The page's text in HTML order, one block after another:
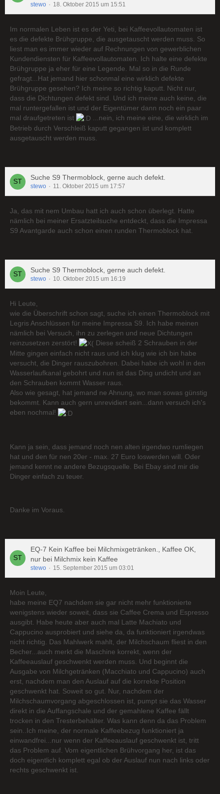
stewo 18. Oktober 2015 um 15:51
Im normalen Leben ist es der Yeti, bei Kaffeevollautomaten ist
es die defekte Brühgruppe, die ausgetauscht werden muss. So
liest man es immer wieder auf Rechnungen von gewerblichen
Kundendiensten für Kaffeevollautomaten. Ich halte eine defekte
Brühgruppe ja eher für eine Legende. Mal so in die Runde
gefragt...Hat jemand hier schonmal eine wirklich defekte
Brühgruppe gesehen? Ich meine so richtig kaputt. Nicht nur,
dass die Dichtungen defekt sind. Und ich meine auch keine, die
mal runtergefallen ist und der Eigentümer dann noch ein paar
mal draufgetreten ist
...nein, ich meine eine, die wirklich im
Betrieb durch Verschleiß kaputt gegangen ist und komplett
ausgetauscht werden muss.
Suche S9 Thermoblock, gerne auch defekt.
stewo 11. Oktober 2015 um 17:57
Ja, das mit nem Umbau hatt ich auch schon überlegt. Hatte
nämlich bei meiner Ersatzteilsuche entdeckt, dass die Impressa
S9 Avantgarde auch schon einen runden Thermoblock hat.
Suche S9 Thermoblock, gerne auch defekt.
stewo 10. Oktober 2015 um 16:19
Hi Leute,
wie die Überschrift schon sagt, suche ich einen Thermoblock mit
Legris Anschlüssen für meine Impressa S9. Ich habe meinen
nämlich bei Versuch, ihn zu zerlegen und neue Dichtungen
reinzusetzen zerstört!
Diese scheiß 2 Schrauben in der
Mitte gingen einfach nicht raus und ich klug wie ich bin habe
versucht, die Dinger rauszubohren. Dabei habe ich wohl in den
Wasserlaufkanal gebohrt und nun ist das Ding undicht und an
den Schrauben kommt Wasser raus.
Also wie gesagt, hat jemand ne Ahnung, wo man sowas günstig
bekommt. Kann auch gern unrevidiert sein...dann versuch ich's
eben nochmal!
Kann ja sein, dass jemand noch nen alten irgendwo rumliegen
hat und den für nen 20er - max. 27 Euro loswerden will. Oder
jemand kennt ne andere Bezugsquelle. Bei Ebay sind mir die
Dinger einfach zu teuer.
Danke im Voraus.
EQ-7 Kein Kaffee bei Milchmixgetränken., Kaffee OK,
nur bei Milchmix kein Kaffee
stewo 15. September 2015 um 03:01
Moin Leute,
habe meine EQ7 nachdem sie gar nicht mehr funktionierte
wenigstens wieder soweit, dass sie Caffee Crema und Espresso
ausgibt. Habe heute aber auch mal Latte Machiato und
Cappucino ausprobiert und siehe da, da funktioniert irgendwas
nicht richtig. Das Mahlwerk mahlt, der Milchschaum fliest in den
Becher...auch merkt die Maschine korrekt, wenn der
Kaffeeauslauf geschwenkt werden muss. Und beginnt die
Ausgabe von Milchgetränken (Macchiato und Cappucino) auch
erst, nachdem man den Auslauf auf die korrekte Position
geschwenkt hat. Soweit so gut. Nur, nachdem der
Milchschaumvorgang abgeschlossen ist, pumpt sie das Wasser
direkt in die Auffangschale und der gemahlene Kaffee fällt
trocken in den Tresterbehälter. Was kann denn da das Problem
sein..Ich meine, der normale Kaffeebezug funktioniert ja
einwandfrei...nur wenn der Kaffeeauslauf geschwenkt ist, tritt
das Problem auf. Vom eigentlichen Brühvorgang her, ist das
doch eigentlich komplett egal ob der Auslauf nun nach links oder
rechts geschwenkt ist.